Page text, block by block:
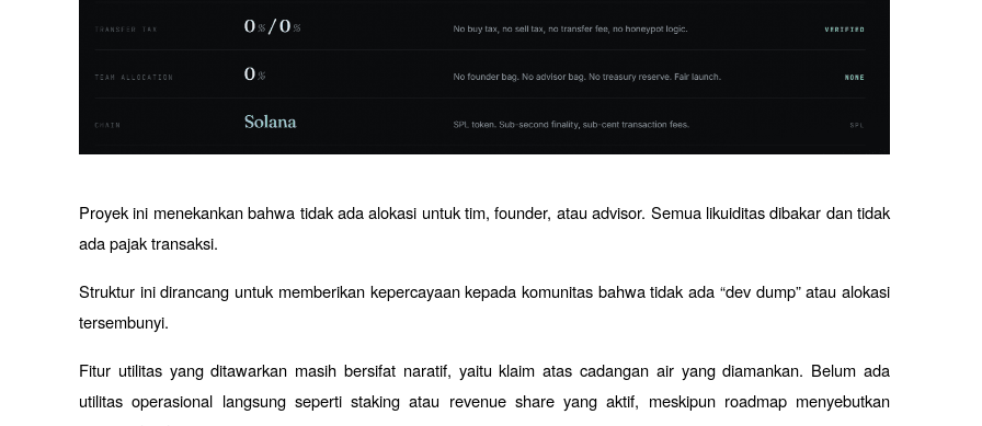
Proyek ini menekankan bahwa tidak ada alokasi untuk tim, founder, atau advisor. Semua likuiditas dibakar dan tidak
ada pajak transaksi.
Struktur ini dirancang untuk memberikan kepercayaan kepada komunitas bahwa tidak ada “dev dump” atau alokasi
tersembunyi.
Fitur utilitas yang ditawarkan masih bersifat naratif, yaitu klaim atas cadangan air yang diamankan. Belum ada
utilitas operasional langsung seperti staking atau revenue share yang aktif, meskipun roadmap menyebutkan